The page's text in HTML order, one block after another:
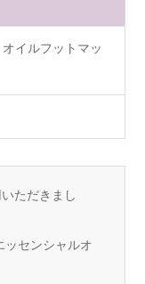
イルフットマッ
ただきまし
ッセンシャルオ